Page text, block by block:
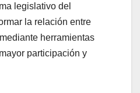
legislativo del
la relación entre
herramientas
participación y